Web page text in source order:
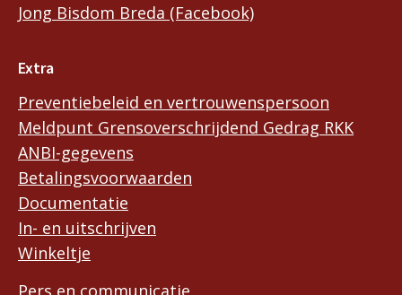
Jong Bisdom Breda (Facebook)
Extra
Preventiebeleid en vertrouwenspersoon
Meldpunt Grensoverschrijdend Gedrag RKK
ANBI-gegevens
Betalingsvoorwaarden
Documentatie
In- en uitschrijven
Winkeltje
Pers en communicatie